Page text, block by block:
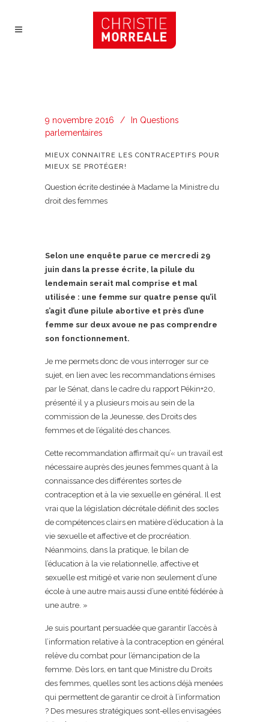
9 novembre 2016 In Questions
parlementaires
MIEUX CONNAITRE LES CONTRACEPTIFS POUR
MIEUX SE PROTÉGER!
Question écrite destinée à Madame la Ministre du
droit des femmes
Selon une enquête parue ce mercredi 29
juin dans la presse écrite, la pilule du
lendemain serait mal comprise et mal
utilisée : une femme sur quatre pense qu’il
s’agit d’une pilule abortive et près d’une
femme sur deux avoue ne pas comprendre
son fonctionnement.
Je me permets donc de vous interroger sur ce
sujet, en lien avec les recommandations émises
par le Sénat, dans le cadre du rapport Pékin+20,
présenté il y a plusieurs mois au sein de la
commission de la Jeunesse, des Droits des
femmes et de l’égalité des chances.
Cette recommandation affirmait qu’« un travail est
nécessaire auprès des jeunes femmes quant à la
connaissance des différentes sortes de
contraception et à la vie sexuelle en général. Il est
vrai que la législation décrétale définit des socles
de compétences clairs en matière d’éducation à la
vie sexuelle et affective et de procréation.
Néanmoins, dans la pratique, le bilan de
l’éducation à la vie relationnelle, affective et
sexuelle est mitigé et varie non seulement d’une
école à une autre mais aussi d’une entité fédérée à
une autre. »
Je suis pourtant persuadée que garantir l’accès à
l’information relative à la contraception en général
relève du combat pour l’émancipation de la
femme. Dès lors, en tant que Ministre du Droits
des femmes, quelles sont les actions déjà menées
qui permettent de garantir ce droit à l’information
? Des mesures stratégiques sont-elles envisagées